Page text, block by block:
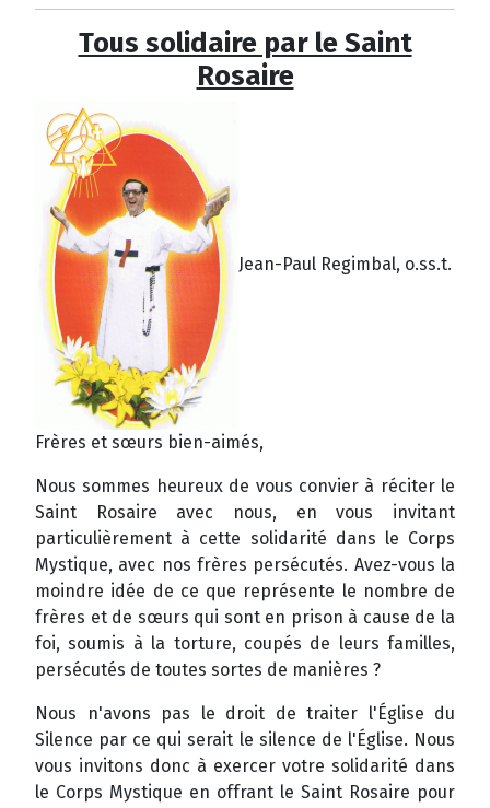
Tous solidaire par le Saint
Rosaire
Jean-Paul Regimbal, o.ss.t.
Frères et sœurs bien-aimés,
Nous sommes heureux de vous convier à réciter le
Saint Rosaire avec nous, en vous invitant
particulièrement à cette solidarité dans le Corps
Mystique, avec nos frères persécutés. Avez-vous la
moindre idée de ce que représente le nombre de
frères et de sœurs qui sont en prison à cause de la
foi, soumis à la torture, coupés de leurs familles,
persécutés de toutes sortes de manières ?
Nous n'avons pas le droit de traiter l'Église du
Silence par ce qui serait le silence de l'Église. Nous
vous invitons donc à exercer votre solidarité dans
le Corps Mystique en offrant le Saint Rosaire pour